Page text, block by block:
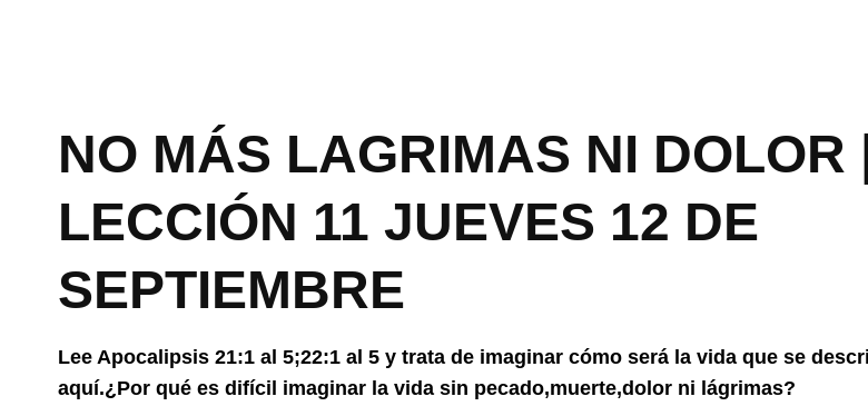
NO MÁS LAGRIMAS NI DOLOR
LECCIÓN 11 JUEVES 12 DE
SEPTIEMBRE
Lee Apocalipsis 21:1 al 5;22:1 al 5 y trata de imaginar cómo será la vida que se
aquí.¿Por qué es difícil imaginar la vida sin pecado,muerte,dolor ni lágrimas?